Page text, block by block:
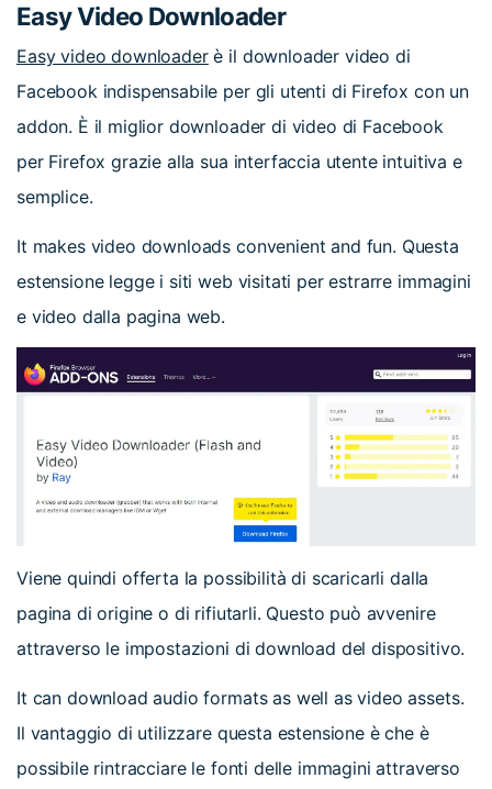
Easy Video Downloader
Easy video downloader è il downloader video di
Facebook indispensabile per gli utenti di Firefox con un
addon. È il miglior downloader di video di Facebook
per Firefox grazie alla sua interfaccia utente intuitiva e
semplice.
It makes video downloads convenient and fun. Questa
estensione legge i siti web visitati per estrarre immagini
e video dalla pagina web.
Viene quindi offerta la possibilità di scaricarli dalla
pagina di origine o di rifiutarli. Questo può avvenire
attraverso le impostazioni di download del dispositivo.
It can download audio formats as well as video assets.
Il vantaggio di utilizzare questa estensione è che è
possibile rintracciare le fonti delle immagini attraverso